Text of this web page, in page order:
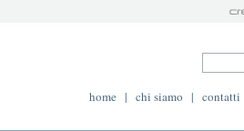
home | chi siamo | contatti